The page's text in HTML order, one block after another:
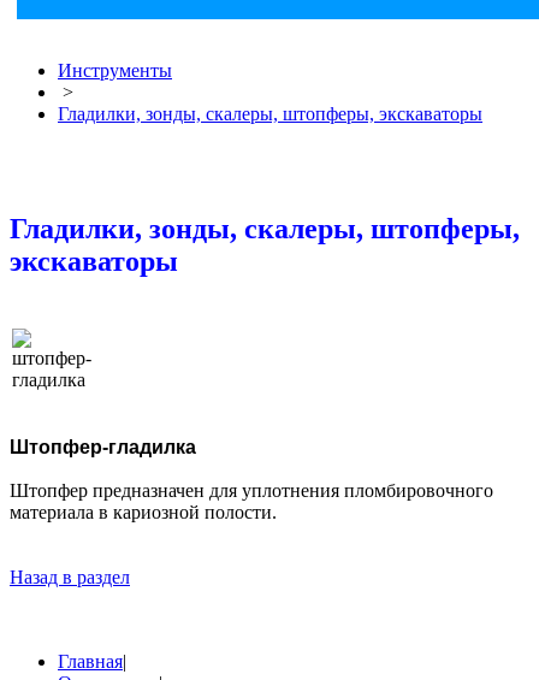
Инструменты
>
Гладилки, зонды, скалеры, штопферы, экскаваторы
Гладилки, зонды, скалеры, штопферы,
экскаваторы
Штопфер-гладилка
Штопфер предназначен для уплотнения пломбировочного
материала в кариозной полости.
Назад в раздел
Главная|